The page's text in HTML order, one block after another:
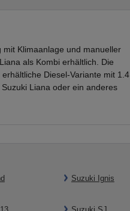
Klimaanlage und manueller
als Kombi erhältlich. Die
Diesel-Variante mit 1.4
Liana oder ein anderes
Suzuki Ignis